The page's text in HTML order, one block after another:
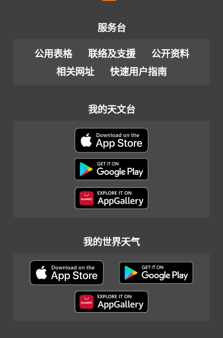
服务台
公用表格 联络及支援
公开资料
相关网址
快速用户指南
我的天文台
我的世界天气